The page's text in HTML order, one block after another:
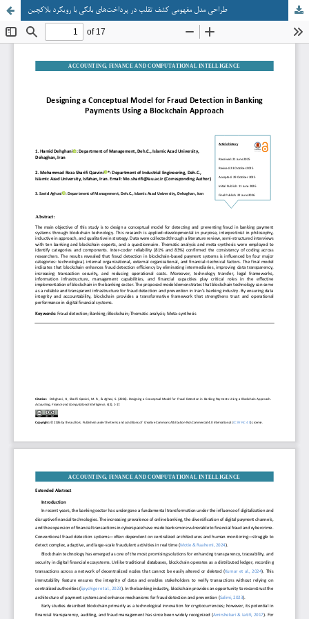
طراحی مدل مفهومی کشف تقلب در پرداخت‌های بانکی با رویکرد بلاکچین